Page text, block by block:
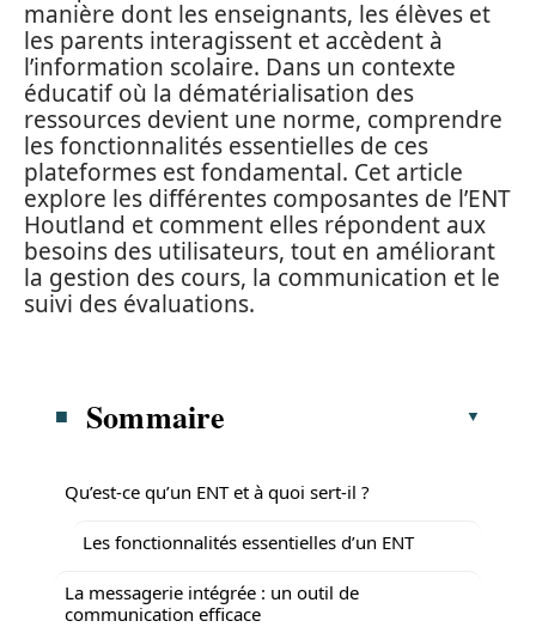
manière dont les enseignants, les élèves et
les parents interagissent et accèdent à
l’information scolaire. Dans un contexte
éducatif où la dématérialisation des
ressources devient une norme, comprendre
les fonctionnalités essentielles de ces
plateformes est fondamental. Cet article
explore les différentes composantes de l’ENT
Houtland et comment elles répondent aux
besoins des utilisateurs, tout en améliorant
la gestion des cours, la communication et le
suivi des évaluations.
Sommaire
Qu’est-ce qu’un ENT et à quoi sert-il ?
Les fonctionnalités essentielles d’un ENT
La messagerie intégrée : un outil de
communication efficace